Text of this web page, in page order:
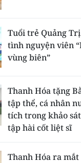
Tuổi trẻ Quảng
tình nguyện viên
vùng biên”
Thanh Hóa tặng
tập thể, cá nhân
tích trong khảo
tập hài cốt liệt sĩ
Thanh Hóa ra